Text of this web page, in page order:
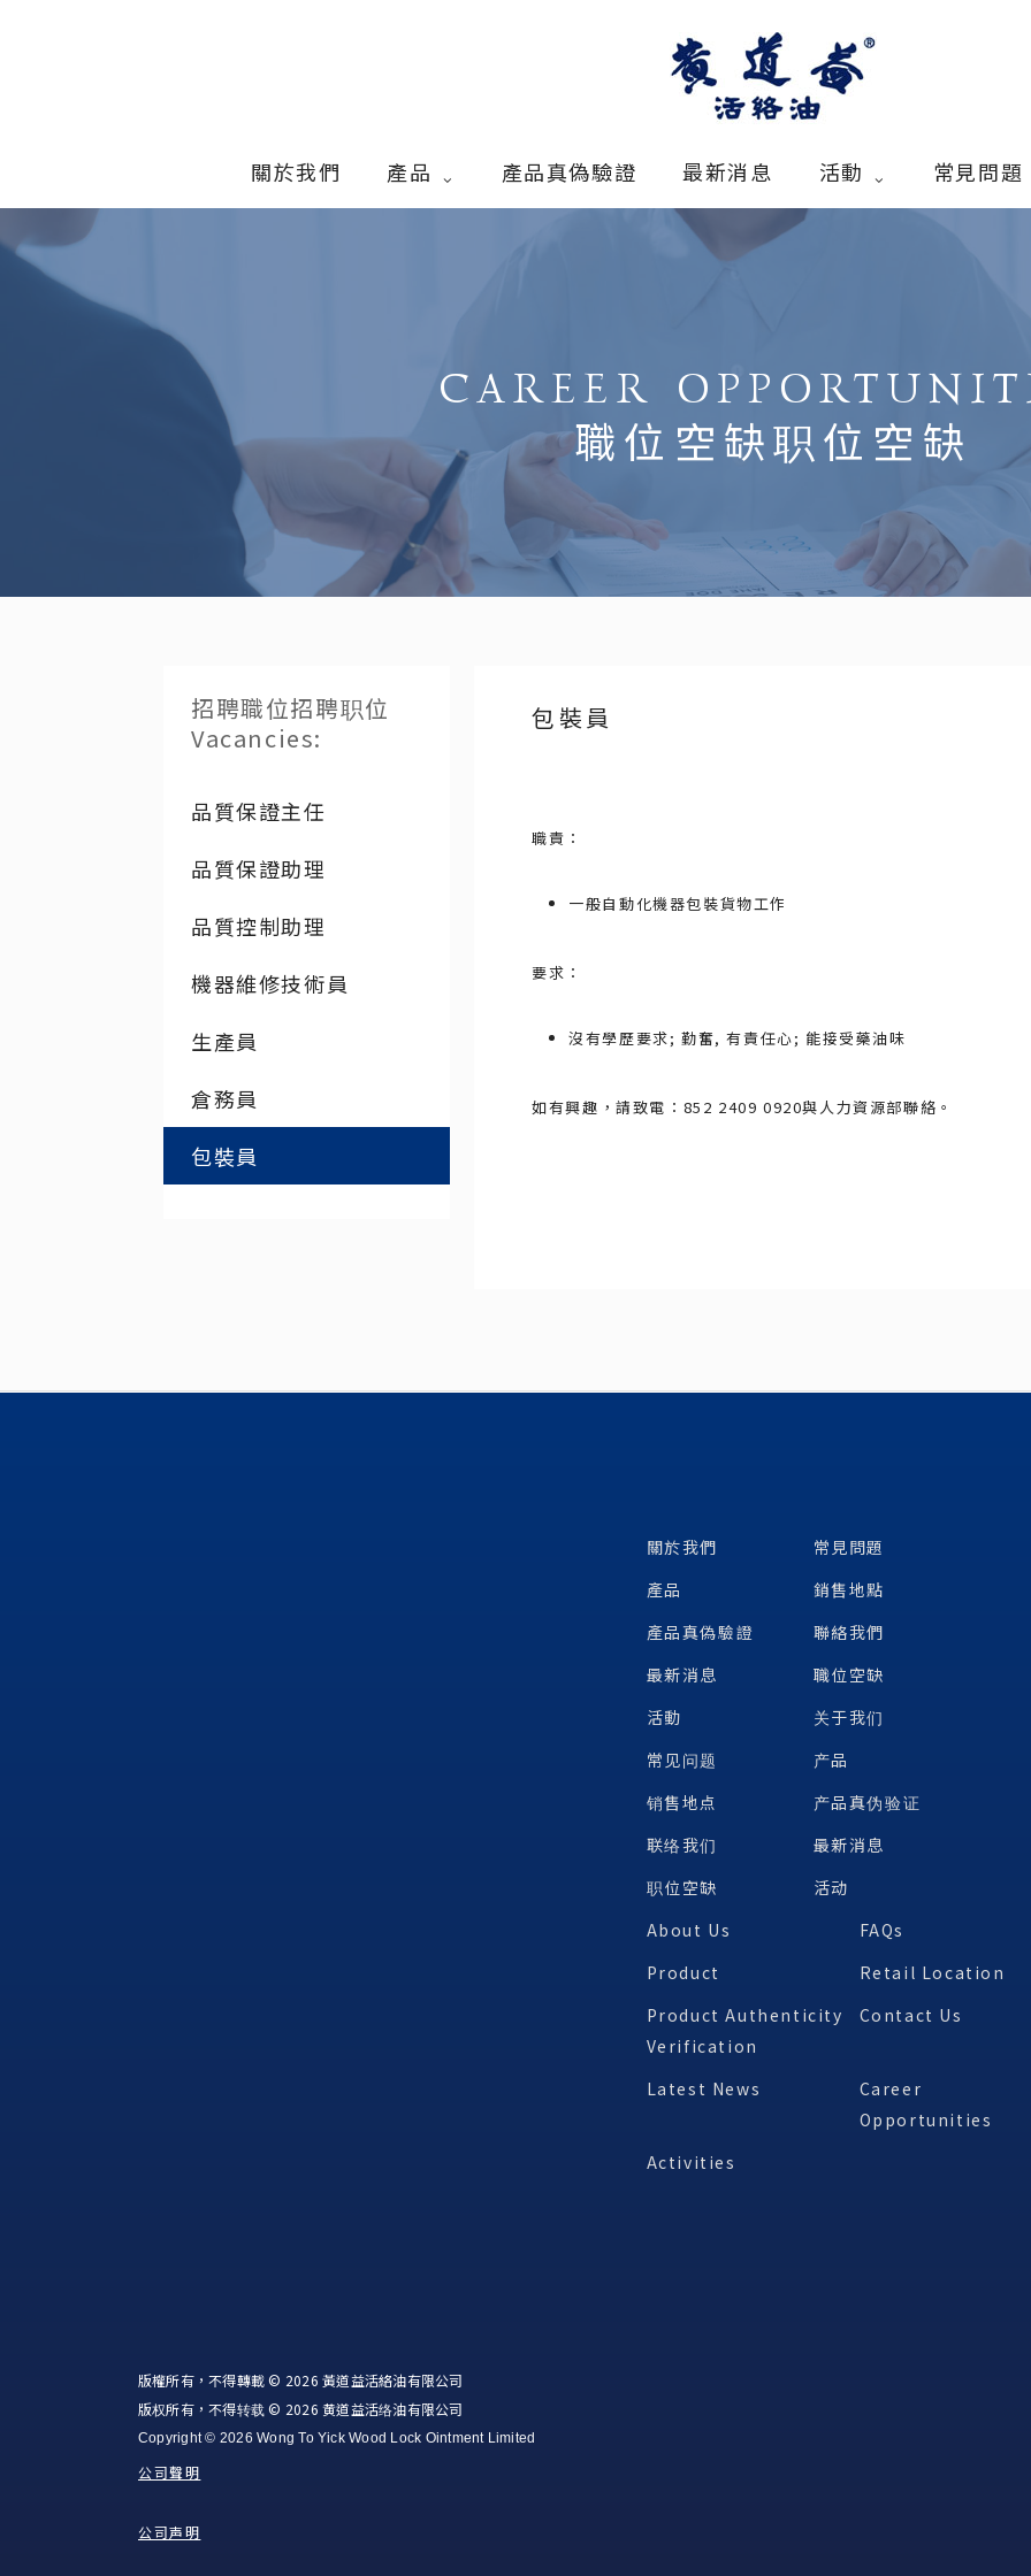
關於我們 產品 產品真偽驗證 最新消息 活動 常見問題
CAREER
職位空缺职位空缺
招聘職位招聘职位
Vacancies:
品質保證主任
品質保證助理
品質控制助理
機器維修技術員
生產員
倉務員
包裝員
包裝員
職責：
一般自動化機器包裝貨物工作
要求：
沒有學歷要求; 勤奮, 有責任心; 能接受藥油味
如有興趣，請致電：852 2409 0920與人力資源部聯絡。
關於我們
常見問題
產品
銷售地點
產品真偽驗證
聯絡我們
最新消息
職位空缺
活動
关于我们
常见问题
产品
销售地点
产品真伪验证
联络我们
最新消息
职位空缺
活动
About Us
FAQs
Product
Retail Location
Product Authenticity
Verification
Contact Us
Latest News
Career
Opportunities
Activities
版權所有，不得轉載 © 2026 黃道益活絡油有限公司
版权所有，不得转载 © 2026 黄道益活络油有限公司
Copyright © 2026 Wong To Yick Wood Lock Ointment Limited
公司聲明
公司声明